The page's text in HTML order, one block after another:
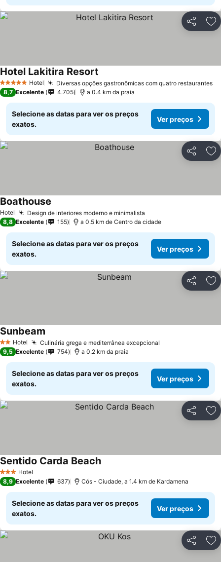
Partilhar
5 Estrelas Hotel Diversas opções gastronômicas com quatro restaurantes
Hotel Lakitira Resort
8,7 Excelente 4.705 a 0.4 km da praia
Selecione as datas para ver os preços
exatos.
Ver preços
Partilhar
Hotel Design de interiores moderno e minimalista
Boathouse
8,8 Excelente 155 a 0.5 km de Centro da cidade
Selecione as datas para ver os preços
exatos.
Ver preços
Partilhar
2 Estrelas
Hotel Culinária grega e mediterrânea excepcional
Sunbeam
9,5 Excelente 754 a 0.2 km da praia
Selecione as datas para ver os preços
exatos.
Ver preços
Partilhar
3 EstrelasHotel
Sentido Carda Beach
8,9 Excelente 637 Cós - Ciudade, a 1.4 km de Kardamena
Selecione as datas para ver os preços
exatos.
Ver preços
Partilhar